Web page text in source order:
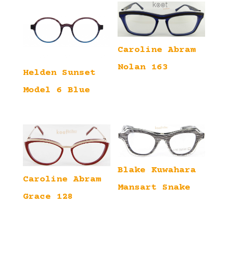
Helden Sunset
Model 6 Blue
Caroline Abram
Nolan 163
Caroline Abram
Grace 128
Blake Kuwahara
Mansart Snake